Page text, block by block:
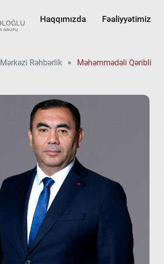
Haqqımızda Fəaliyyətimiz
Mərkəzi Rəhbərlik Məhəmmədəli Qəribli